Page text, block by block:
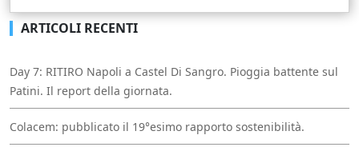
ARTICOLI RECENTI
Day 7: RITIRO Napoli a Castel Di Sangro. Pioggia battente sul
Patini. Il report della giornata.
Colacem: pubblicato il 19°esimo rapporto sostenibilità.